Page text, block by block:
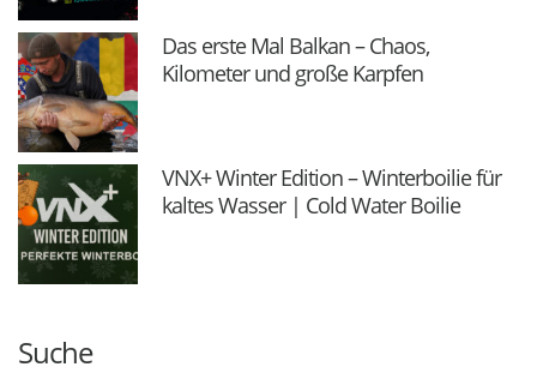
Das erste Mal Balkan – Chaos,
Kilometer und große Karpfen
VNX+ Winter Edition – Winterboilie für
kaltes Wasser | Cold Water Boilie
Suche